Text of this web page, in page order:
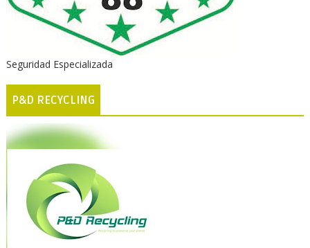
Seguridad Especializada
P&D RECYCLING